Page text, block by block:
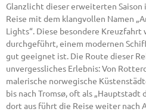
Glanzlicht dieser erweiterten
Reise mit dem klangvollen Namen
Lights“. Diese besondere
durchgeführt, einem modernen
gut geeignet ist. Die Route dieser
unvergessliches Erlebnis: Von
malerische norwegische
bis nach Tromsø, oft als „Hauptstadt
dort aus führt die Reise weiter nach